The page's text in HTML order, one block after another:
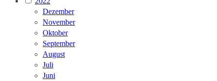
Dezember
November
Oktober
September
August
Juli
Juni